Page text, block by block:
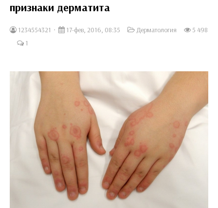
признаки дерматита
1234554321 17-фев, 2016, 08:35 Дерматология
5 498
1